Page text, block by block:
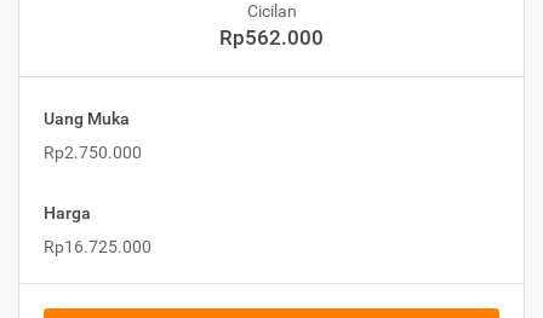
Cicilan
Rp562.000
Uang Muka
Rp2.750.000
Harga
Rp16.725.000